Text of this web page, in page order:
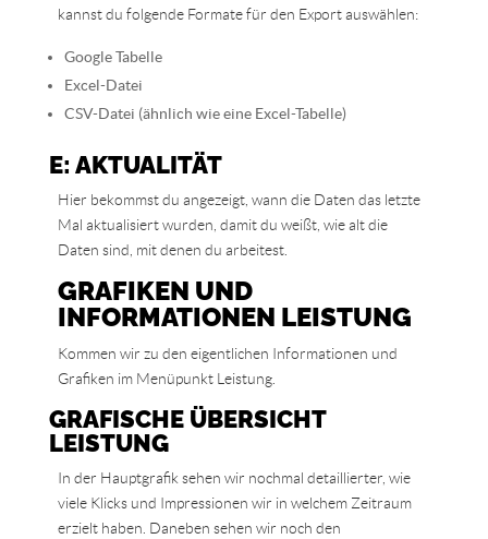
kannst du folgende Formate für den Export auswählen:
Google Tabelle
Excel-Datei
CSV-Datei (ähnlich wie eine Excel-Tabelle)
E: AKTUALITÄT
Hier bekommst du angezeigt, wann die Daten das letzte
Mal aktualisiert wurden, damit du weißt, wie alt die
Daten sind, mit denen du arbeitest.
GRAFIKEN UND
INFORMATIONEN LEISTUNG
Kommen wir zu den eigentlichen Informationen und
Grafiken im Menüpunkt Leistung.
GRAFISCHE ÜBERSICHT
LEISTUNG
In der Hauptgrafik sehen wir nochmal detaillierter, wie
viele Klicks und Impressionen wir in welchem Zeitraum
erzielt haben. Daneben sehen wir noch den